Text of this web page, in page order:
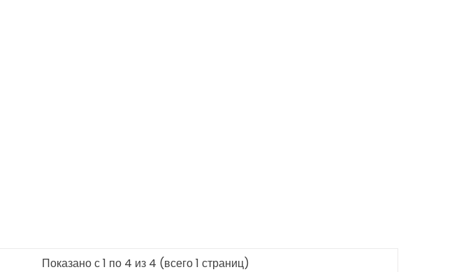
Показано с 1 по 4 из 4 (всего 1 страниц)